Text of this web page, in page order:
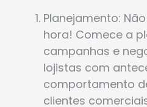
Planejamento:
hora! Comece a
campanhas e
lojistas com
comportamento
clientes